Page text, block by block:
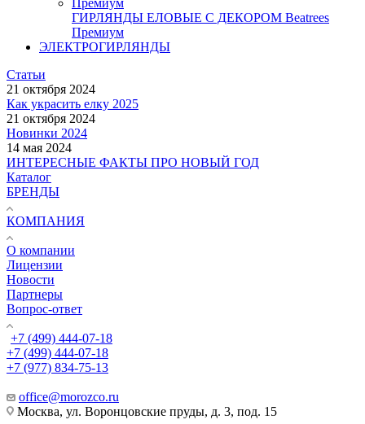
ГИРЛЯНДЫ ЕЛОВЫЕ С ДЕКОРОМ Beatrees
Премиум
ЭЛЕКТРОГИРЛЯНДЫ
Статьи
21 октября 2024
Как украсить елку 2025
21 октября 2024
Новинки 2024
14 мая 2024
ИНТЕРЕСНЫЕ ФАКТЫ ПРО НОВЫЙ ГОД
Каталог
БРЕНДЫ
КОМПАНИЯ
О компании
Лицензии
Новости
Партнеры
Вопрос-ответ
+7 (499) 444-07-18
+7 (499) 444-07-18
+7 (977) 834-75-13
office@morozco.ru
Москва, ул. Воронцовские пруды, д. 3, под. 15